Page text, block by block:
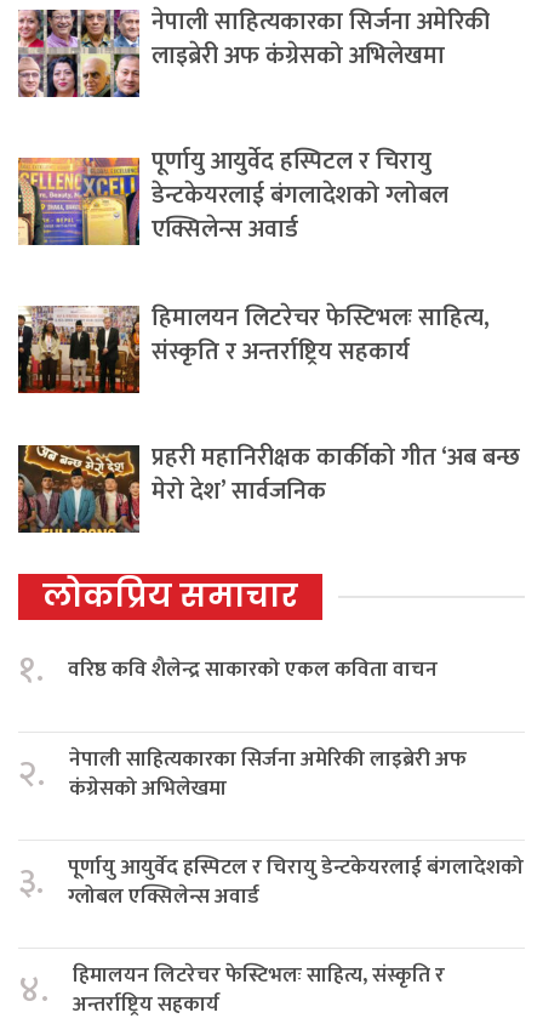
नेपाली साहित्यकारका सिर्जना अमेरिकी
लाइब्रेरी अफ कंग्रेसको अभिलेखमा
पूर्णायु आयुर्वेद हस्पिटल र चिरायु
डेन्टकेयरलाई बंगलादेशको ग्लोबल
एक्सिलेन्स अवार्ड
हिमालयन लिटरेचर फेस्टिभलः साहित्य,
संस्कृति र अन्तर्राष्ट्रिय सहकार्य
प्रहरी महानिरीक्षक कार्कीको गीत ‘अब बन्छ
मेरो देश’ सार्वजनिक
लोकप्रिय समाचार
१. वरिष्ठ कवि शैलेन्द्र साकारको एकल कविता वाचन
२.
नेपाली साहित्यकारका सिर्जना अमेरिकी लाइब्रेरी अफ
कंग्रेसको अभिलेखमा
३.
पूर्णायु आयुर्वेद हस्पिटल र चिरायु डेन्टकेयरलाई बंगलादेशको
ग्लोबल एक्सिलेन्स अवार्ड
४.
हिमालयन लिटरेचर फेस्टिभलः साहित्य, संस्कृति र
अन्तर्राष्ट्रिय सहकार्य